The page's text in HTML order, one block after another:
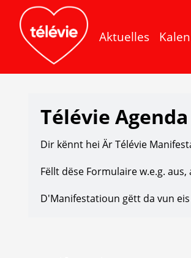
Aktuelles
Télévie
Dir kënnt hei Är Télévie
Fëllt dëse Formulaire w.e.g.
D'Manifestatioun gëtt da vun